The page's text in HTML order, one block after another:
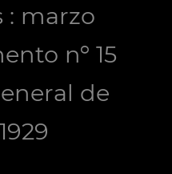
: marzo
nº 15
de